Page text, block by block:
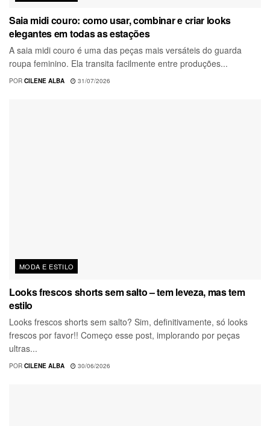
Saia midi couro: como usar, combinar e criar looks
elegantes em todas as estações
A saia midi couro é uma das peças mais versáteis do guarda
roupa feminino. Ela transita facilmente entre produções...
POR CILENE ALBA 31/07/2026
MODA E ESTILO
Looks frescos shorts sem salto – tem leveza, mas tem
estilo
Looks frescos shorts sem salto? Sim, definitivamente, só looks
frescos por favor!! Começo esse post, implorando por peças
ultras...
POR CILENE ALBA 30/06/2026